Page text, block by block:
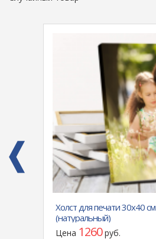
Холст для печати 30х40 см
(натуральный)
Цена 1260руб.